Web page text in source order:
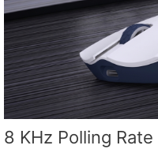
8 KHz Polling Rate